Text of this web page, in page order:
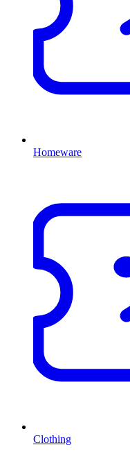
Homeware
Clothing